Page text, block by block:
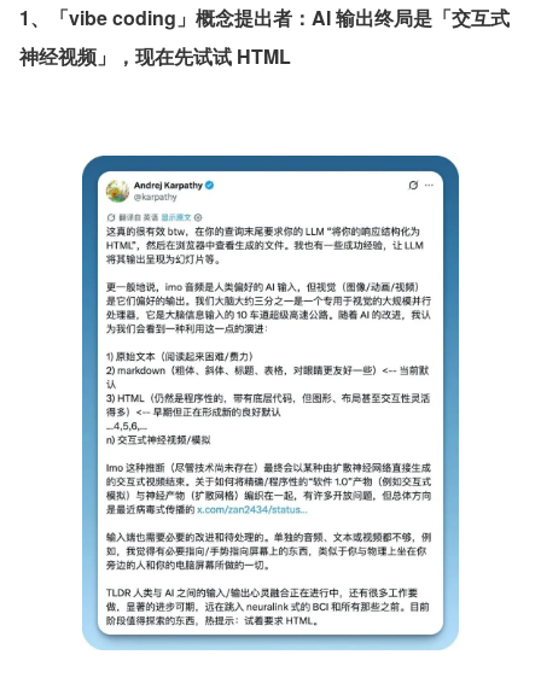
1、「vibe coding」概念提出者：AI 输出终局是「交互式
神经视频」，现在先试试 HTML